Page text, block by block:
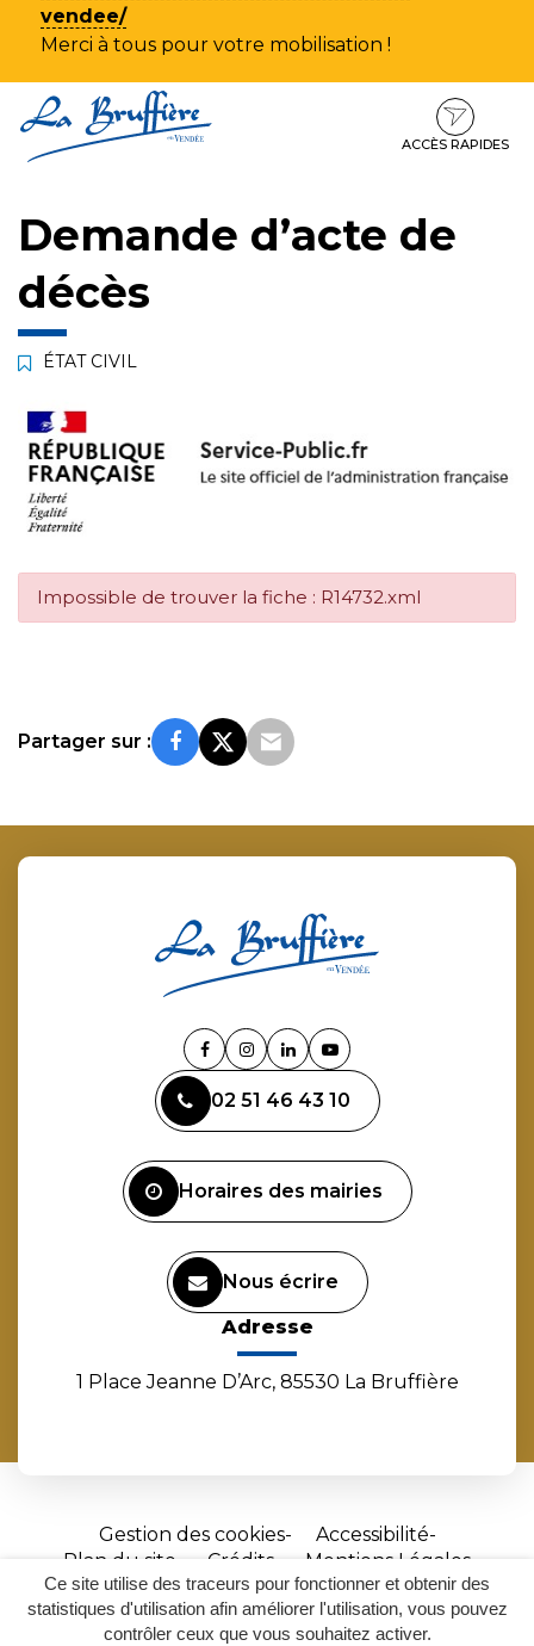
Ce site utilise des traceurs pour fonctionner et obtenir des
statistiques d'utilisation afin améliorer l'utilisation, vous pouvez
contrôler ceux que vous souhaitez activer.
vendee/
Merci à tous pour votre mobilisation !
au
contenu
au
ACCÈS RAPIDES
Demande d’acte de
décès
ÉTAT CIVIL
Impossible de trouver la fiche : R14732.xml
Partager sur :
Lien
vers
le
compte
Lien
le
compte
Lien
le
compte
Lien
la
chaîne
02 51 46 43 10
Horaires des mairies
Nous écrire
Adresse
1 Place Jeanne D’Arc, 85530 La Bruffière
Gestion des cookies
Accessibilité
Plan du site
Crédits
Mentions Légales
Site
réalisé